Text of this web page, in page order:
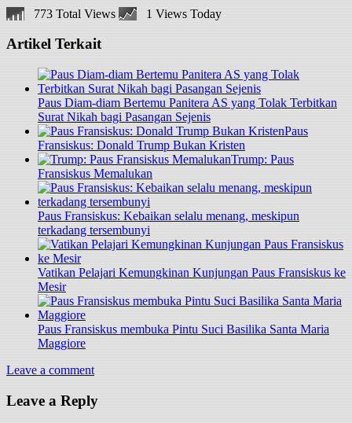
773 Total Views
1 Views Today
Artikel Terkait
Paus Diam-diam Bertemu Panitera AS yang Tolak Terbitkan
Surat Nikah bagi Pasangan Sejenis
Paus
Fransiskus: Donald Trump Bukan Kristen
Trump: Paus
Fransiskus Memalukan
Paus Fransiskus: Kebaikan selalu menang, meskipun
terkadang tersembunyi
Vatikan Pelajari Kemungkinan Kunjungan Paus Fransiskus ke
Mesir
Paus Fransiskus membuka Pintu Suci Basilika Santa Maria
Maggiore
Leave a comment
Leave a Reply